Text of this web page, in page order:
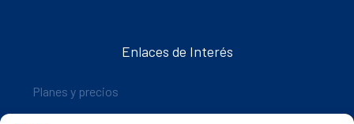
Enlaces de Interés
Planes y precios